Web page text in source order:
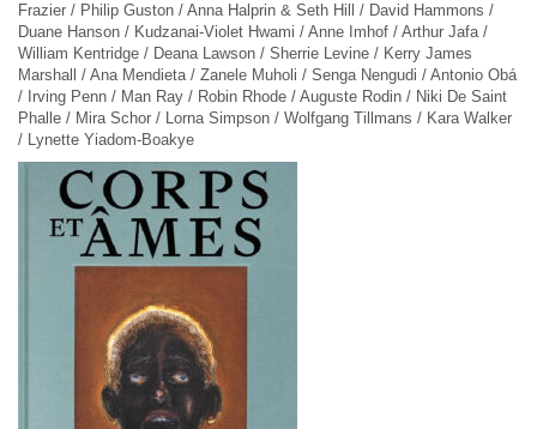
Frazier / Philip Guston / Anna Halprin & Seth Hill / David Hammons /
Duane Hanson / Kudzanai‑Violet Hwami / Anne Imhof / Arthur Jafa /
William Kentridge / Deana Lawson / Sherrie Levine / Kerry James
Marshall / Ana Mendieta / Zanele Muholi / Senga Nengudi / Antonio Obá
/ Irving Penn / Man Ray / Robin Rhode / Auguste Rodin / Niki De Saint
Phalle / Mira Schor / Lorna Simpson / Wolfgang Tillmans / Kara Walker
/ Lynette Yiadom-Boakye